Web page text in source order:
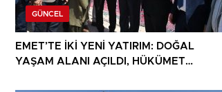
GÜNCEL
EMET’TE İKİ YENİ YATIRIM: DOĞAL
YAŞAM ALANI AÇILDI, HÜKÜMET